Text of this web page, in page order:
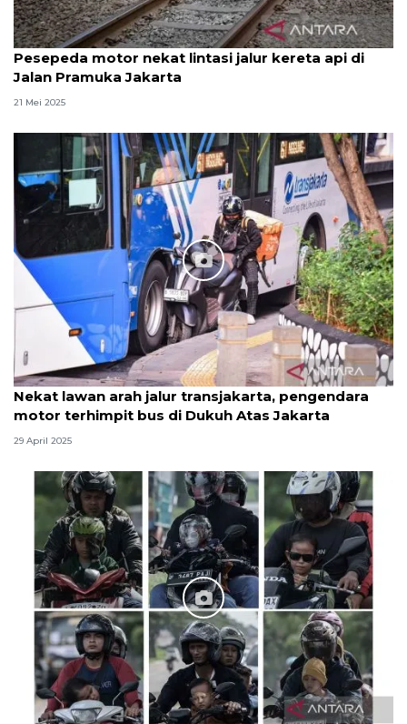
Pesepeda motor nekat lintasi jalur kereta api di
Jalan Pramuka Jakarta
21 Mei 2025
Nekat lawan arah jalur transjakarta, pengendara
motor terhimpit bus di Dukuh Atas Jakarta
29 April 2025